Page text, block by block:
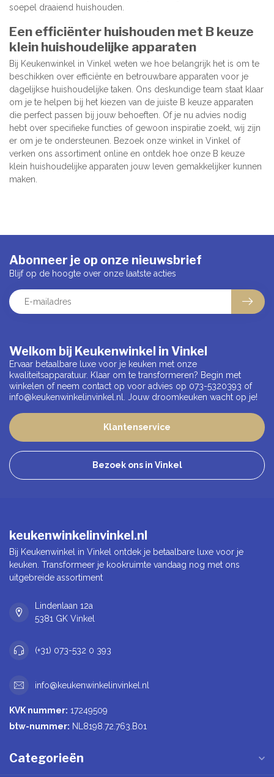
soepel draaiend huishouden.
Een efficiënter huishouden met B keuze
klein huishoudelijke apparaten
Bij Keukenwinkel in Vinkel weten we hoe belangrijk het is om te
beschikken over efficiënte en betrouwbare apparaten voor je
dagelijkse huishoudelijke taken. Ons deskundige team staat klaar
om je te helpen bij het kiezen van de juiste B keuze apparaten
die perfect passen bij jouw behoeften. Of je nu advies nodig
hebt over specifieke functies of gewoon inspiratie zoekt, wij zijn
er om je te ondersteunen. Bezoek onze winkel in Vinkel of
verken ons assortiment online en ontdek hoe onze B keuze
klein huishoudelijke apparaten jouw leven gemakkelijker kunnen
maken.
Welkom bij Keukenwinkel in Vinkel
Ervaar betaalbare luxe voor je keuken met onze
kwaliteitsapparatuur. Klaar om te transformeren? Begin met
winkelen of neem contact op voor advies op 073-5320393 of
info@keukenwinkelinvinkel.nl. Jouw droomkeuken wacht op je!
Klantenservice
Bezoek ons in Vinkel
Abonneer je op onze nieuwsbrief
Blijf op de hoogte over onze laatste acties
keukenwinkelinvinkel.nl
Bij Keukenwinkel in Vinkel ontdek je betaalbare luxe voor je
keuken. Transformeer je kookruimte vandaag nog met ons
uitgebreide assortiment
Lindenlaan 12a
5381 GK Vinkel
(+31) 073-532 0 393
info@keukenwinkelinvinkel.nl
KVK nummer: 17249509
btw-nummer: NL8198.72.763.B01
Categorieën